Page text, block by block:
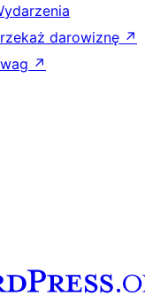
darowiznę ↗
↗